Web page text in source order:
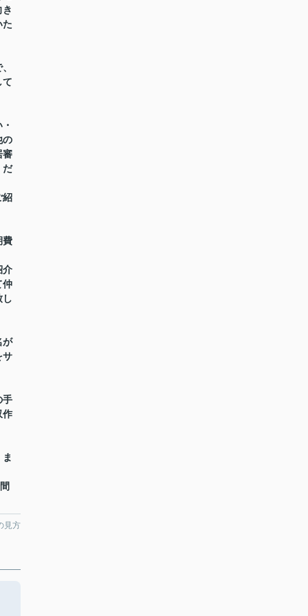
た
て
の
審
だ
紹
費
介
仲
し
が
サ
手
作
見方